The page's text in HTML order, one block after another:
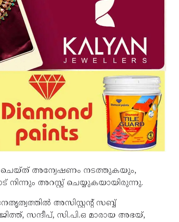
ചെയ്ത് അന്വേഷണം നടത്തുകയും,
അറസ്റ്റ് ചെയ്യുകയായിരുന്നു.
അസിസ്റ്റന്റ് സബ്ബ്
സന്ദീപ്, സി.‌പി.‌ഒ മാരായ അഭയ്,